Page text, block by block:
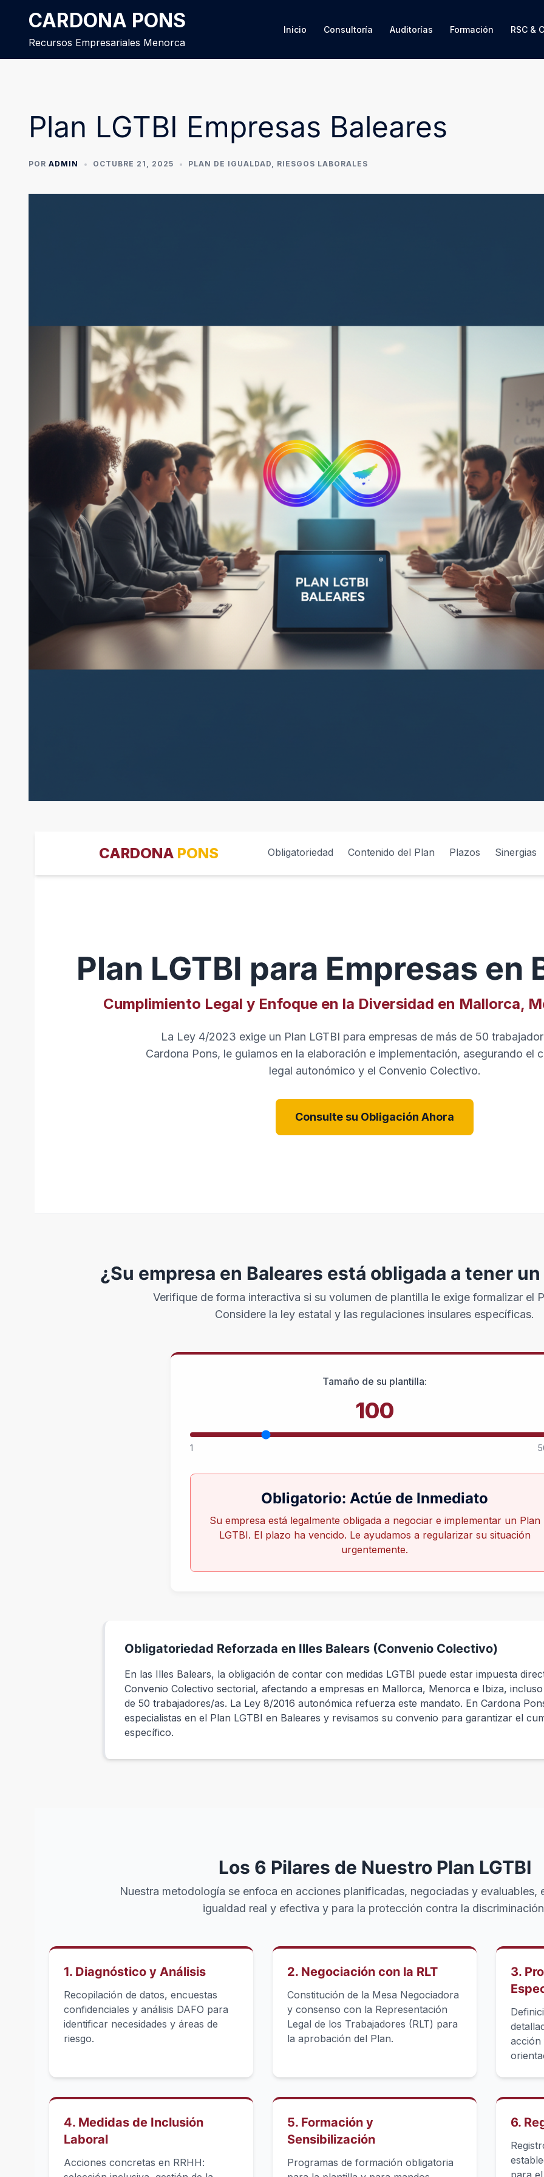
CARDONA PONS
Recursos Empresariales Menorca
Inicio Consultoría Auditorías Formación RSC &
Plan LGTBI Empresas Baleares
POR ADMIN OCTUBRE 21, 2025 PLAN DE IGUALDAD, RIESGOS LABORALES
CARDONA PONS Obligatoriedad Contenido del Plan Plazos Sinergias
Plan LGTBI para Empresas en
Cumplimiento Legal y Enfoque en la Diversidad en Mallorca,
La Ley 4/2023 exige un Plan LGTBI para empresas de más de 50
Cardona Pons, le guiamos en la elaboración e implementación, asegurando el
legal autonómico y el Convenio Colectivo.
Consulte su Obligación Ahora
¿Su empresa en Baleares está obligada a tener un
Verifique de forma interactiva si su volumen de plantilla le exige formalizar el
Considere la ley estatal y las regulaciones insulares específicas.
Tamaño de su plantilla:
100
1
Obligatorio: Actúe de Inmediato
Su empresa está legalmente obligada a negociar e implementar un Plan
LGTBI. El plazo ha vencido. Le ayudamos a regularizar su situación
urgentemente.
Obligatoriedad Reforzada en Illes Balears (Convenio Colectivo)
En las Illes Balears, la obligación de contar con medidas LGTBI puede estar impuesta
Convenio Colectivo sectorial, afectando a empresas en Mallorca, Menorca e Ibiza,
de 50 trabajadores/as. La Ley 8/2016 autonómica refuerza este mandato. En Cardona
especialistas en el Plan LGTBI en Baleares y revisamos su convenio para garantizar el
específico.
Los 6 Pilares de Nuestro Plan LGTBI
Nuestra metodología se enfoca en acciones planificadas, negociadas y evaluables,
igualdad real y efectiva y para la protección contra la
1. Diagnóstico y Análisis
Recopilación de datos, encuestas
confidenciales y análisis DAFO para
identificar necesidades y áreas de
riesgo.
2. Negociación con la RLT
Constitución de la Mesa Negociadora
y consenso con la Representación
Legal de los Trabajadores (RLT) para
la aprobación del Plan.
3.
4. Medidas de Inclusión
Laboral
Acciones concretas en RRHH:
5. Formación y
Sensibilización
Programas de formación obligatoria
6.
para